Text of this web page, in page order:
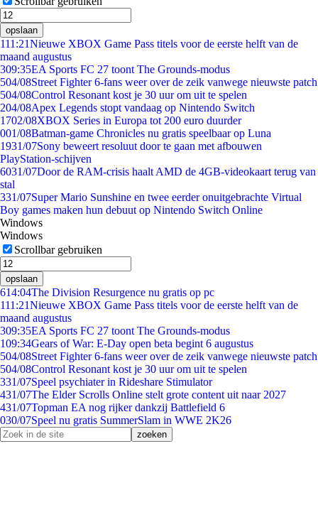
opslaan
111:21Nieuwe XBOX Game Pass titels voor de eerste helft van de
maand augustus
309:35EA Sports FC 27 toont The Grounds-modus
504/08Street Fighter 6-fans weer over de zeik vanwege nieuwste patch
504/08Control Resonant kost je 30 uur om uit te spelen
204/08Apex Legends stopt vandaag op Nintendo Switch
1702/08XBOX Series in Europa tot 200 euro duurder
001/08Batman-game Chronicles nu gratis speelbaar op Luna
1931/07Sony beweert resoluut door te gaan met afbouwen
PlayStation-schijven
6031/07Door de RAM-crisis haalt AMD de 4GB-videokaart terug van
stal
331/07Super Mario Sunshine en twee eerder onuitgebrachte Virtual
Boy games maken hun debuut op Nintendo Switch Online
Windows
Windows
Scrollbar gebruiken
opslaan
614:04The Division Resurgence nu gratis op pc
111:21Nieuwe XBOX Game Pass titels voor de eerste helft van de
maand augustus
309:35EA Sports FC 27 toont The Grounds-modus
109:34Gears of War: E-Day open beta begint 6 augustus
504/08Street Fighter 6-fans weer over de zeik vanwege nieuwste patch
504/08Control Resonant kost je 30 uur om uit te spelen
331/07Speel psychiater in Rideshare Stimulator
431/07The Elder Scrolls Online stelt grote content uit naar 2027
431/07Topman EA nog rijker dankzij Battlefield 6
030/07Speel nu gratis SummerSlam in WWE 2K26